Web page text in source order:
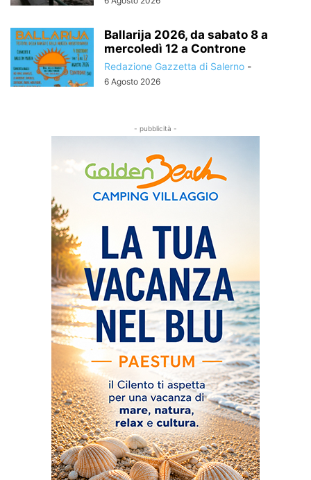
Ballarija 2026, da sabato 8 a
mercoledì 12 a Controne
Redazione Gazzetta di Salerno -
6 Agosto 2026
- pubblicità -